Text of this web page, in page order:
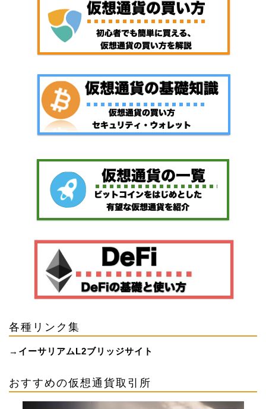
各種リンク集
→ イーサリアムL2ブリッジサイト
おすすめの仮想通貨取引所